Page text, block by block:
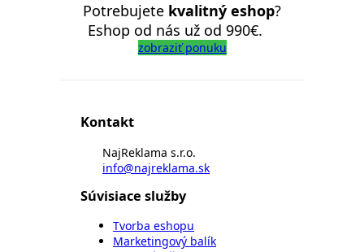
Potrebujete kvalitný eshop?
Eshop od nás už od 990€.
zobraziť ponuku
Kontakt
NajReklama s.r.o.
info@najreklama.sk
Súvisiace služby
Tvorba eshopu
Marketingový balík